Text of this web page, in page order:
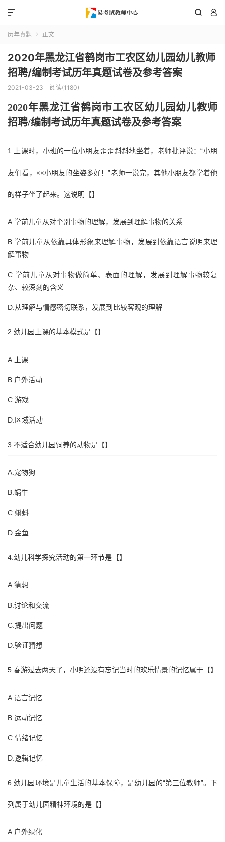
 

历年真题  正文
2020年黑龙江省鹤岗市工农区幼儿园幼儿教师
招聘/编制考试历年真题试卷及参考答案
2021-03-23 阅读(1180)
2020年黑龙江省鹤岗市工农区幼儿园幼儿教师
招聘/编制考试历年真题试卷及参考答案
1.上课时，小班的一位小朋友歪歪斜斜地坐着，老师批评说：“小朋
友们看，××小朋友的坐姿多好！”老师一说完，其他小朋友都学着他
的样子坐了起来。这说明【】
A.学前儿童从对个别事物的理解，发展到理解事物的关系
B.学前儿童从依靠具体形象来理解事物，发展到依靠语言说明来理
解事物
C.学前儿童从对事物做简单、表面的理解，发展到理解事物较复
杂、较深刻的含义
D.从理解与情感密切联系，发展到比较客观的理解
2.幼儿园上课的基本模式是【】
A.上课
B.户外活动
C.游戏
D.区域活动
3.不适合幼儿园饲养的动物是【】
A.宠物狗
B.蜗牛
C.蝌蚪
D.金鱼
4.幼儿科学探究活动的第一环节是【】
A.猜想
B.讨论和交流
C.提出问题
D.验证猜想
5.春游过去两天了，小明还没有忘记当时的欢乐情景的记忆属于【】
A.语言记忆
B.运动记忆
C.情绪记忆
D.逻辑记忆
6.幼儿园环境是儿童生活的基本保障，是幼儿园的“第三位教师”。下
列属于幼儿园精神环境的是【】
A.户外绿化